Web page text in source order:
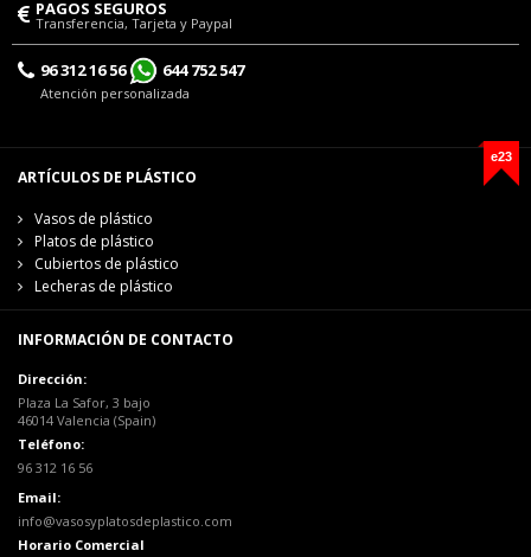
PAGOS SEGUROS
Transferencia, Tarjeta y Paypal
96 312 16 56 644 752 547
Atención personalizada
e23
ARTÍCULOS DE PLÁSTICO
Vasos de plástico
Platos de plástico
Cubiertos de plástico
Lecheras de plástico
INFORMACIÓN DE CONTACTO
Dirección:
Plaza La Safor, 3 bajo
46014 Valencia (Spain)
Teléfono:
96 312 16 56
Email:
info@vasosyplatosdeplastico.com
Horario Comercial